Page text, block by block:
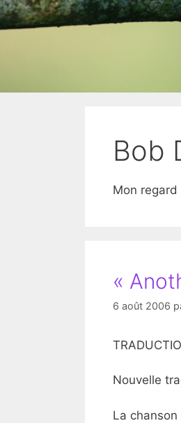
Bob
Mon regard
«
6 août 2006
Nouvelle
La